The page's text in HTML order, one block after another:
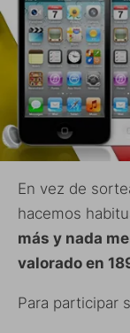
En vez de
hacemos
más y nada
valorado en
Para participar